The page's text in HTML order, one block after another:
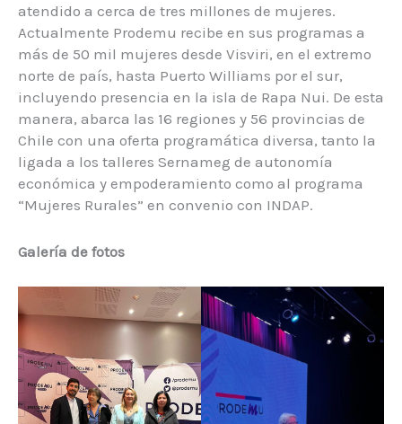
atendido a cerca de tres millones de mujeres.
Actualmente Prodemu recibe en sus programas a
más de 50 mil mujeres desde Visviri, en el extremo
norte de país, hasta Puerto Williams por el sur,
incluyendo presencia en la isla de Rapa Nui. De esta
manera, abarca las 16 regiones y 56 provincias de
Chile con una oferta programática diversa, tanto la
ligada a los talleres Sernameg de autonomía
económica y empoderamiento como al programa
“Mujeres Rurales” en convenio con INDAP.
Galería de fotos